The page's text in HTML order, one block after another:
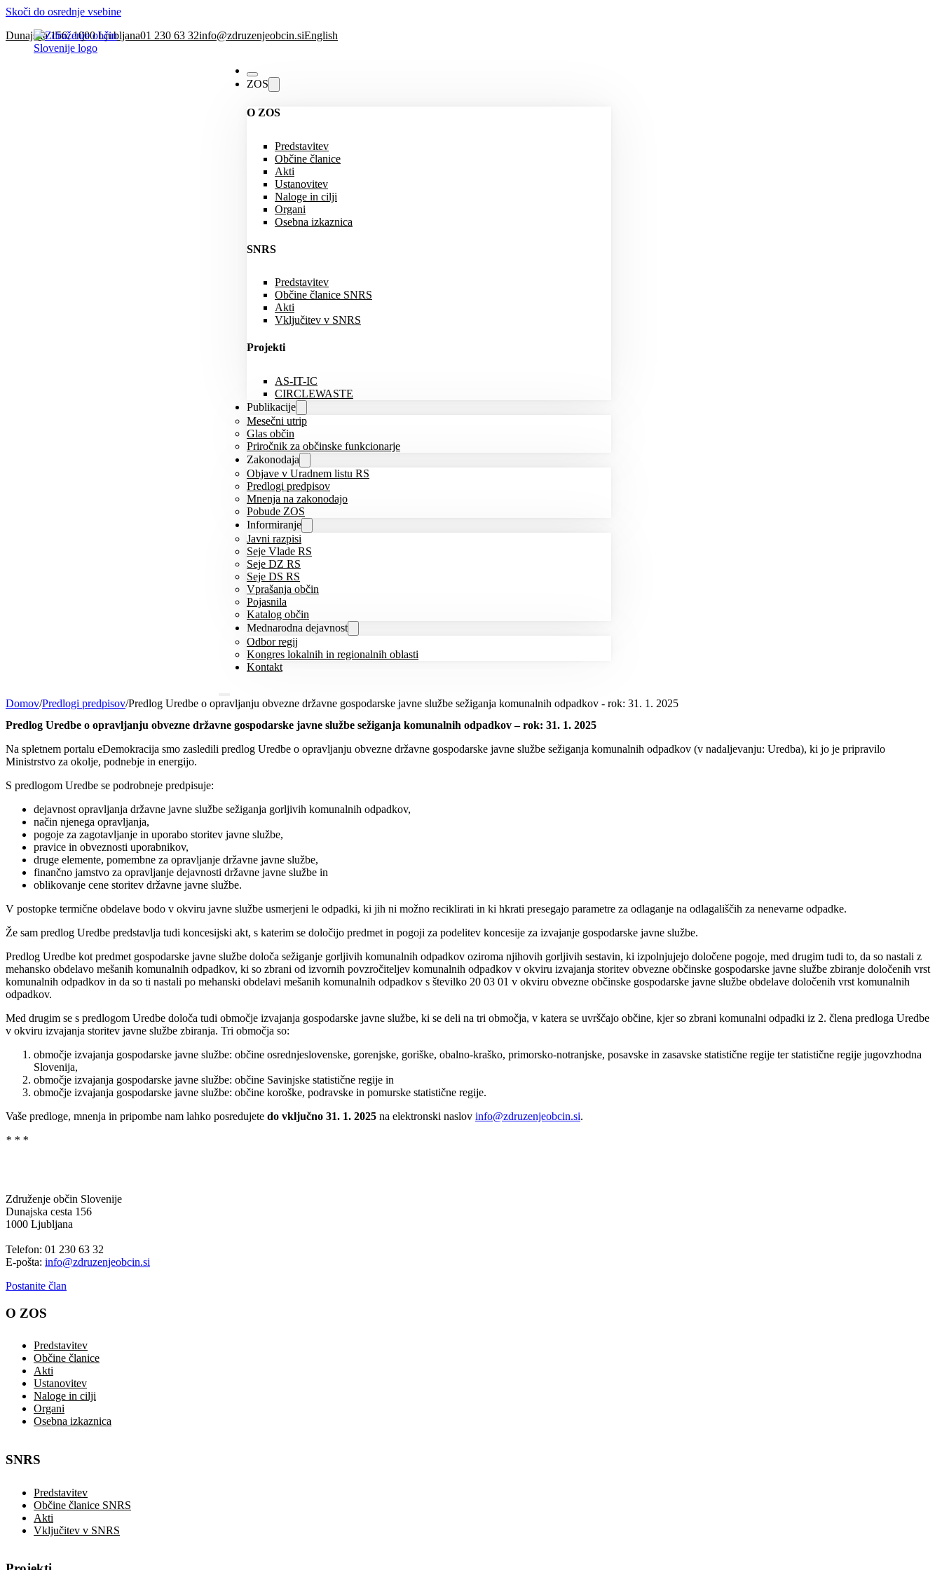
Skoči do osrednje vsebine
Dunajska 156, 1000 Ljubljana01 230 63 32info@zdruzenjeobcin.siEnglish
ZOS
O ZOS
Predstavitev
Občine članice
Akti
Ustanovitev
Naloge in cilji
Organi
Osebna izkaznica
SNRS
Predstavitev
Občine članice SNRS
Akti
Vključitev v SNRS
Projekti
AS-IT-IC
CIRCLEWASTE
Publikacije
Mesečni utrip
Glas občin
Priročnik za občinske funkcionarje
Zakonodaja
Objave v Uradnem listu RS
Predlogi predpisov
Mnenja na zakonodajo
Pobude ZOS
Informiranje
Javni razpisi
Seje Vlade RS
Seje DZ RS
Seje DS RS
Vprašanja občin
Pojasnila
Katalog občin
Mednarodna dejavnost
Odbor regij
Kongres lokalnih in regionalnih oblasti
Kontakt
Domov/Predlogi predpisov/Predlog Uredbe o opravljanju obvezne državne gospodarske javne službe sežiganja komunalnih odpadkov - rok: 31. 1. 2025
Predlog Uredbe o opravljanju obvezne državne gospodarske javne službe sežiganja komunalnih odpadkov – rok: 31. 1. 2025
Na spletnem portalu eDemokracija smo zasledili predlog Uredbe o opravljanju obvezne državne gospodarske javne službe sežiganja komunalnih odpadkov (v nadaljevanju: Uredba), ki jo je pripravilo
Ministrstvo za okolje, podnebje in energijo.
S predlogom Uredbe se podrobneje predpisuje:
dejavnost opravljanja državne javne službe sežiganja gorljivih komunalnih odpadkov,
način njenega opravljanja,
pogoje za zagotavljanje in uporabo storitev javne službe,
pravice in obveznosti uporabnikov,
druge elemente, pomembne za opravljanje državne javne službe,
finančno jamstvo za opravljanje dejavnosti državne javne službe in
oblikovanje cene storitev državne javne službe.
V postopke termične obdelave bodo v okviru javne službe usmerjeni le odpadki, ki jih ni možno reciklirati in ki hkrati presegajo parametre za odlaganje na odlagališčih za nenevarne odpadke.
Že sam predlog Uredbe predstavlja tudi koncesijski akt, s katerim se določijo predmet in pogoji za podelitev koncesije za izvajanje gospodarske javne službe.
Predlog Uredbe kot predmet gospodarske javne službe določa sežiganje gorljivih komunalnih odpadkov oziroma njihovih gorljivih sestavin, ki izpolnjujejo določene pogoje, med drugim tudi to, da so nastali z
mehansko obdelavo mešanih komunalnih odpadkov, ki so zbrani od izvornih povzročiteljev komunalnih odpadkov v okviru izvajanja storitev obvezne občinske gospodarske javne službe zbiranje določenih vrst
komunalnih odpadkov in da so ti nastali po mehanski obdelavi mešanih komunalnih odpadkov s številko 20 03 01 v okviru obvezne občinske gospodarske javne službe obdelave določenih vrst komunalnih
odpadkov.
Med drugim se s predlogom Uredbe določa tudi območje izvajanja gospodarske javne službe, ki se deli na tri območja, v katera se uvrščajo občine, kjer so zbrani komunalni odpadki iz 2. člena predloga Uredbe
v okviru izvajanja storitev javne službe zbiranja. Tri območja so:
območje izvajanja gospodarske javne službe: občine osrednjeslovenske, gorenjske, goriške, obalno-kraško, primorsko-notranjske, posavske in zasavske statistične regije ter statistične regije jugovzhodna
Slovenija,
območje izvajanja gospodarske javne službe: občine Savinjske statistične regije in
območje izvajanja gospodarske javne službe: občine koroške, podravske in pomurske statistične regije.
Vaše predloge, mnenja in pripombe nam lahko posredujete do vključno 31. 1. 2025 na elektronski naslov info@zdruzenjeobcin.si.
* * *
Združenje občin Slovenije
Dunajska cesta 156
1000 Ljubljana
Telefon: 01 230 63 32
E-pošta: info@zdruzenjeobcin.si
Postanite član
O ZOS
Predstavitev
Občine članice
Akti
Ustanovitev
Naloge in cilji
Organi
Osebna izkaznica
SNRS
Predstavitev
Občine članice SNRS
Akti
Vključitev v SNRS